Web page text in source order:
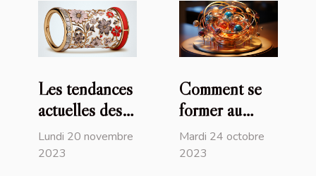
Les tendances
actuelles des
bracelets
Liberty et
Lundi 20 novembre
2023
Comment se
former au
magnétisme ?
Mardi 24 octobre
2023